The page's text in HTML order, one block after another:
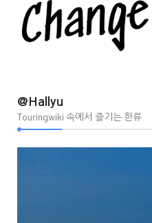
@Hallyu
Touringwiki 속에서 즐기는 한류